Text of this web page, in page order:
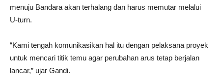
menuju Bandara akan terhalang dan harus memutar melalui
U-turn.
“Kami tengah komunikasikan hal itu dengan pelaksana proyek
untuk mencari titik temu agar perubahan arus tetap berjalan
lancar,” ujar Gandi.